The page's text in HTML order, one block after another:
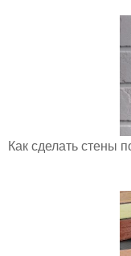
Как сделать стены